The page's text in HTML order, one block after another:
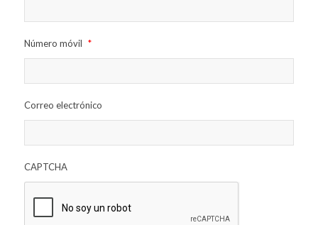
Número móvil *
Correo electrónico
CAPTCHA